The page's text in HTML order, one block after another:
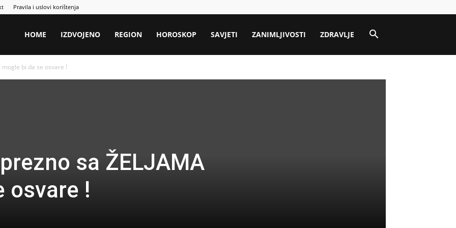
Pravila i uslovi korištenja
HOME IZDVOJENO REGION HOROSKOP SAVJETI ZANIMLJIVOSTI ZDRAVLJE
mogle bi da se osvare !
sa ŽELJAMA
osvare !